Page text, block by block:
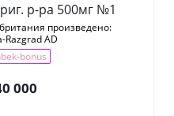
р-ра 500мг №1
произведено:
Razgrad AD
bonus
000